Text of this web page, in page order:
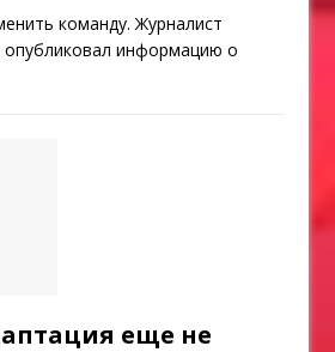
команду. Журналист
информацию о
еще не